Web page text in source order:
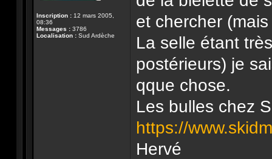
Inscription : 12 mars 2005,
08:36
Messages : 3786
Localisation : Sud Ardèche
et chercher
La selle étant
postérieurs) je
qque chose.
Les bulles chez
https://
Hervé